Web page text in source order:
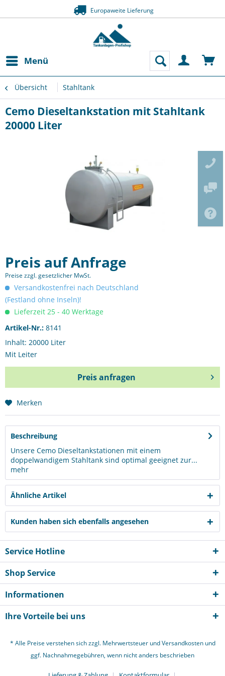
Europaweite Lieferung
Menü
Übersicht Stahltank
Cemo Dieseltankstation mit Stahltank
20000 Liter
Preis auf Anfrage
Preise zzgl. gesetzlicher MwSt.
Versandkostenfrei nach Deutschland
(Festland ohne Inseln)!
Lieferzeit 25 - 40 Werktage
Artikel-Nr.: 8141
Inhalt: 20000 Liter
Mit Leiter
Preis anfragen
Preis anfragen
Ich habe dieDatenschutzerklärunggelesen,
verstanden und stimme zu. *
Senden
Merken
Beschreibung
Unsere Cemo Dieseltankstationen mit einem
doppelwandigem Stahltank sind optimal geeignet zur...
mehr
Ähnliche Artikel
Kunden haben sich ebenfalls angesehen
Service Hotline
Shop Service
Informationen
Ihre Vorteile bei uns
* Alle Preise verstehen sich zzgl. Mehrwertsteuer undVersandkostenund
ggf. Nachnahmegebühren, wenn nicht anders beschrieben